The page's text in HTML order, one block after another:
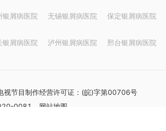
银屑病医院 无锡银屑病医院 保定银屑病医院
银屑病医院 泸州银屑病医院 邢台银屑病医院
视节目制作经营许可证：(皖)字第00706号
0081
网站地图